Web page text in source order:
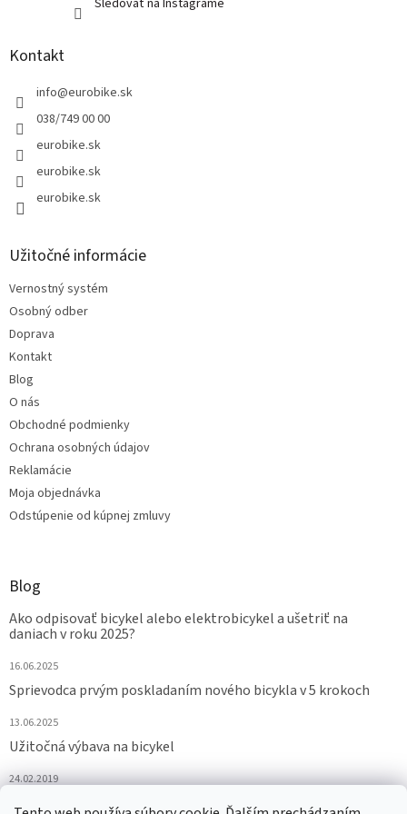
Sledovať na Instagrame
Kontakt
info@eurobike.sk
038/749 00 00
eurobike.sk
eurobike.sk
eurobike.sk
Užitočné informácie
Vernostný systém
Osobný odber
Doprava
Kontakt
Blog
O nás
Obchodné podmienky
Ochrana osobných údajov
Reklamácie
Moja objednávka
Odstúpenie od kúpnej zmluvy
Blog
Ako odpisovať bicykel alebo elektrobicykel a ušetriť na
daniach v roku 2025?
16.06.2025
Sprievodca prvým poskladaním nového bicykla v 5 krokoch
13.06.2025
Užitočná výbava na bicykel
24.02.2019